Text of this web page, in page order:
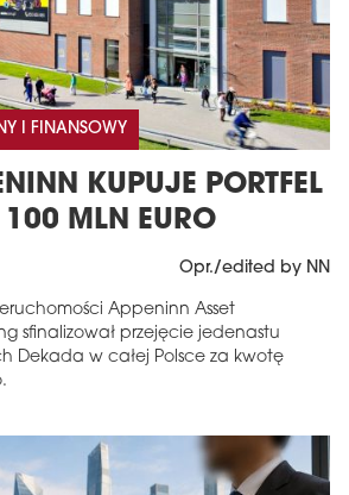
I FINANSOWY
KUPUJE PORTFEL
MLN EURO
Opr./edited by NN
Appeninn Asset
sfinalizował przejęcie jedenastu
Dekada w całej Polsce za kwotę